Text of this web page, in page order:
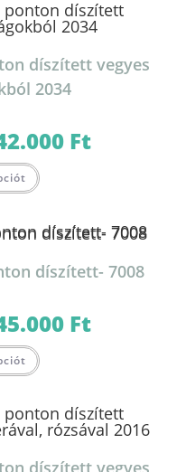
van.
A
változatok
termékoldalon
választhatók
ki
díszített vegyes
2034
Ft31.000 Ft
a
van.
A
a
termékoldalon
díszített- 7008
Ft31.000 Ft
a
van.
változatok
termékoldalon